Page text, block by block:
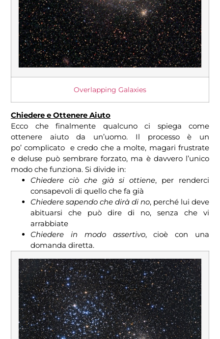
Overlapping Galaxies
Chiedere e Ottenere Aiuto
Ecco che finalmente qualcuno ci spiega come
ottenere aiuto da un’uomo. Il processo è un
po’ complicato e credo che a molte, magari frustrate
e deluse può sembrare forzato, ma è davvero l’unico
modo che funziona. Si divide in:
Chiedere ciò che già si ottiene, per renderci
consapevoli di quello che fa già
Chiedere sapendo che dirà di no, perché lui deve
abituarsi che può dire di no, senza che vi
arrabbiate
Chiedere in modo assertivo, cioè con una
domanda diretta.